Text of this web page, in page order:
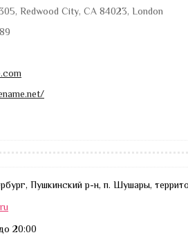
Redwood City, CA 84023, London
Пушкинский р-н, п. Шушары,
20:00